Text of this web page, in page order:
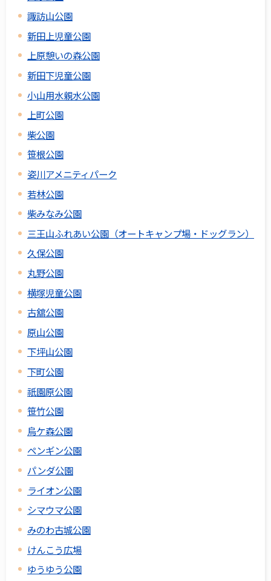
諏訪山公園
新田上児童公園
上原憩いの森公園
新田下児童公園
小山用水親水公園
上町公園
柴公園
笹根公園
姿川アメニティパーク
若林公園
柴みなみ公園
三王山ふれあい公園（オートキャンプ場・ドッグラン）
久保公園
丸野公園
横塚児童公園
古舘公園
原山公園
下坪山公園
下町公園
祇園原公園
笹竹公園
烏ケ森公園
ペンギン公園
パンダ公園
ライオン公園
シマウマ公園
みのわ古城公園
けんこう広場
ゆうゆう公園